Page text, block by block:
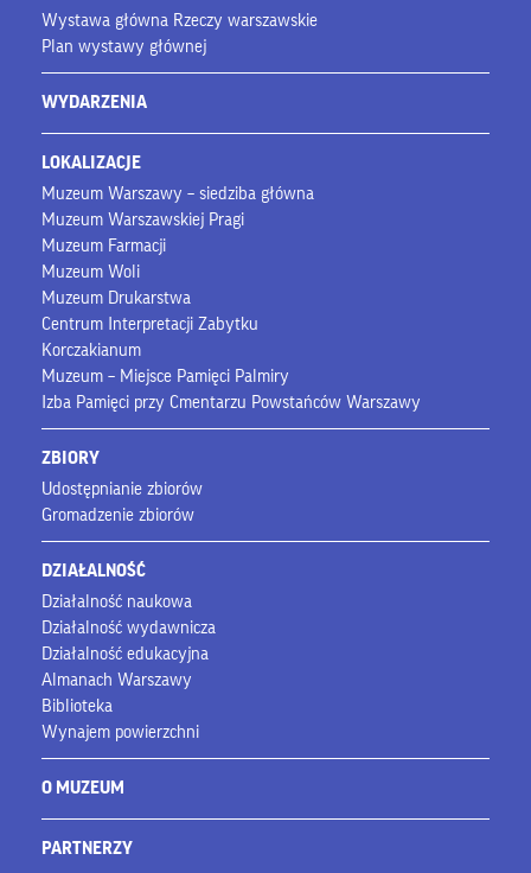
Wystawa główna Rzeczy warszawskie
Plan wystawy głównej
WYDARZENIA
LOKALIZACJE
Muzeum Warszawy – siedziba główna
Muzeum Warszawskiej Pragi
Muzeum Farmacji
Muzeum Woli
Muzeum Drukarstwa
Centrum Interpretacji Zabytku
Korczakianum
Muzeum – Miejsce Pamięci Palmiry
Izba Pamięci przy Cmentarzu Powstańców Warszawy
ZBIORY
Udostępnianie zbiorów
Gromadzenie zbiorów
DZIAŁALNOŚĆ
Działalność naukowa
Działalność wydawnicza
Działalność edukacyjna
Almanach Warszawy
Biblioteka
Wynajem powierzchni
O MUZEUM
PARTNERZY